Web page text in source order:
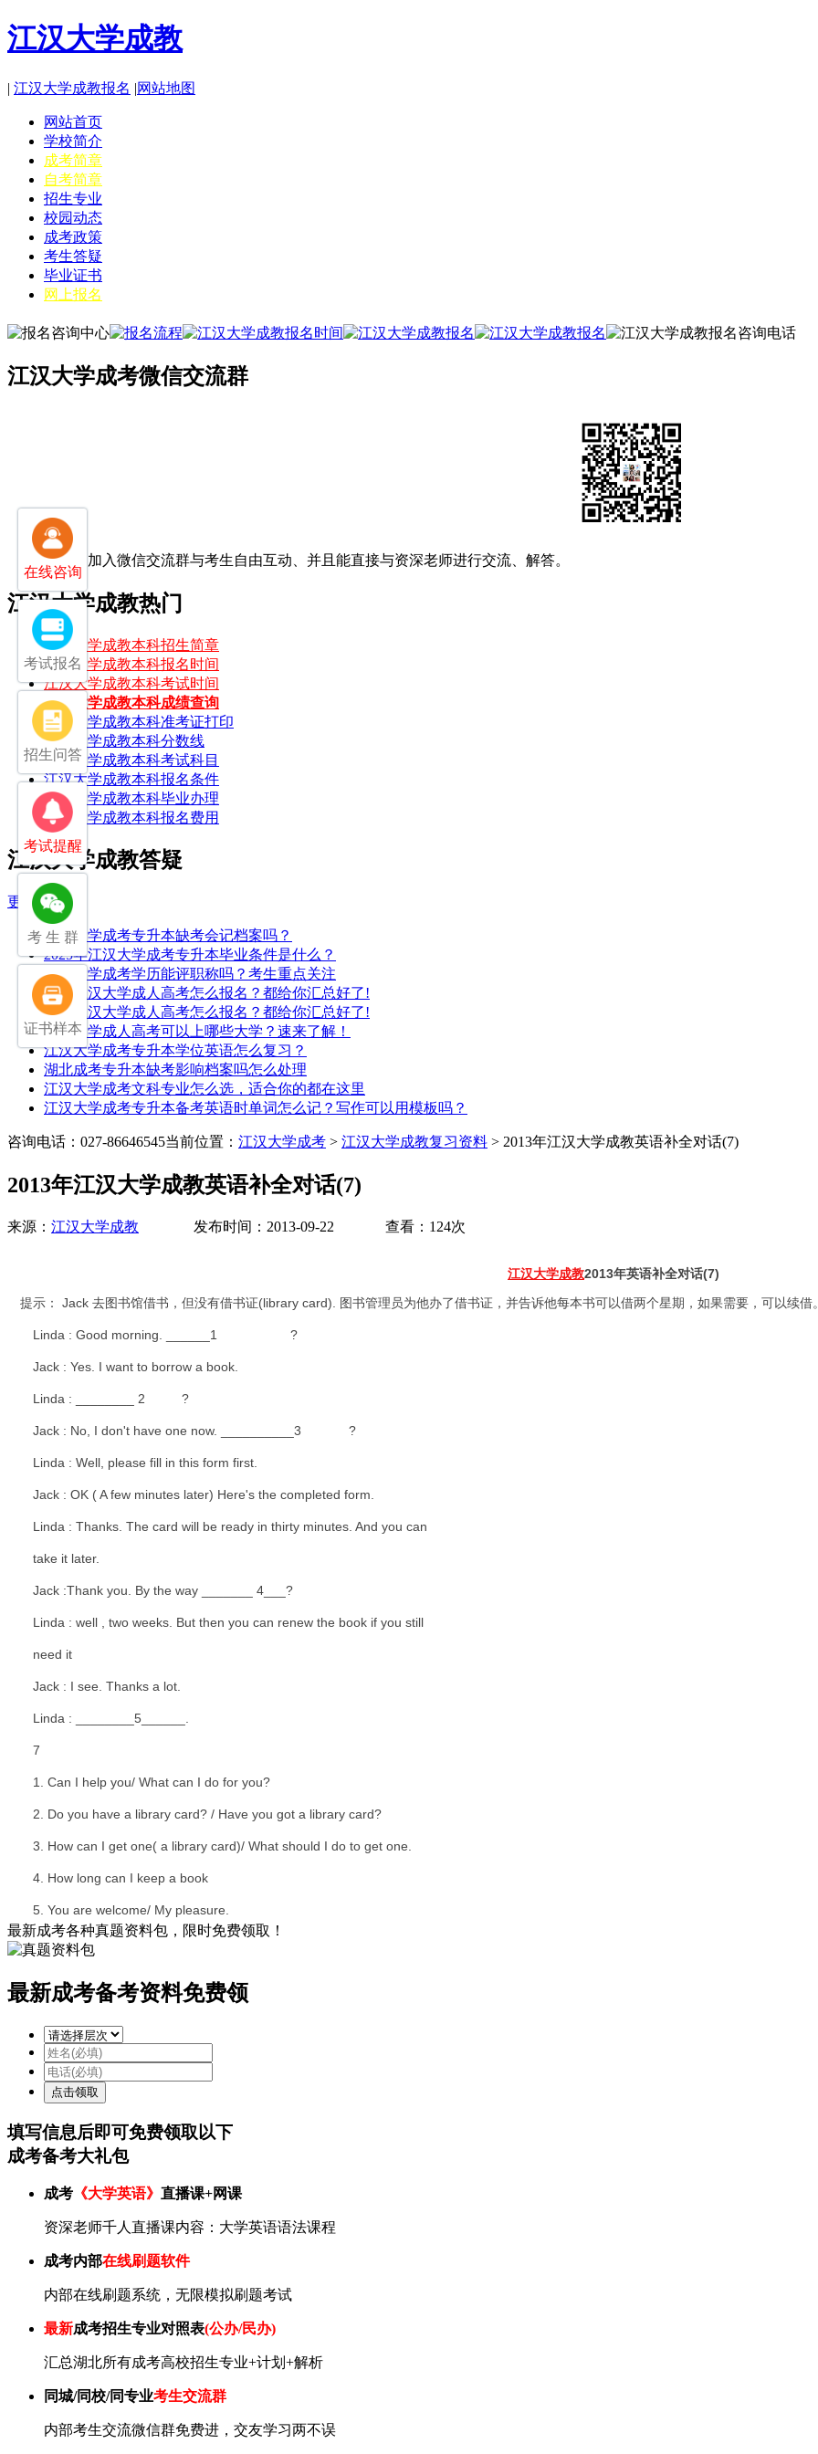
江汉大学成教
| 江汉大学成教报名 |网站地图
网站首页
学校简介
成考简章
自考简章
招生专业
校园动态
成考政策
考生答疑
毕业证书
网上报名
江汉大学成考微信交流群
扫一扫加入微信交流群与考生自由互动、并且能直接与资深老师进行交流、解答。
江汉大学成教热门
江汉大学成教本科招生简章
江汉大学成教本科报名时间
江汉大学成教本科考试时间
江汉大学成教本科成绩查询
江汉大学成教本科准考证打印
江汉大学成教本科分数线
江汉大学成教本科考试科目
江汉大学成教本科报名条件
江汉大学成教本科毕业办理
江汉大学成教本科报名费用
江汉大学成教答疑
更多>>
江汉大学成考专升本缺考会记档案吗？
2025年江汉大学成考专升本毕业条件是什么？
江汉大学成考学历能评职称吗？考生重点关注
2025江汉大学成人高考怎么报名？都给你汇总好了!
2025江汉大学成人高考怎么报名？都给你汇总好了!
江汉大学成人高考可以上哪些大学？速来了解！
江汉大学成考专升本学位英语怎么复习？
湖北成考专升本缺考影响档案吗怎么处理
江汉大学成考文科专业怎么选，适合你的都在这里
江汉大学成考专升本备考英语时单词怎么记？写作可以用模板吗？
咨询电话：027-86646545当前位置： 江汉大学成考 > 江汉大学成教复习资料 > 2013年江汉大学成教英语补全对话(7)
2013年江汉大学成教英语补全对话(7)
来源： 江汉大学成教 发布时间：2013-09-22 查看：124次
江汉大学成教2013年英语补全对话(7)
提示： Jack 去图书馆借书，但没有借书证(library card). 图书管理员为他办了借书证，并告诉他每本书可以借两个星期，如果需要，可以续借
Linda : Good morning. ______1 ?
Jack : Yes. I want to borrow a book.
Linda : ________ 2 ?
Jack : No, I don't have one now. __________3 ?
Linda : Well, please fill in this form first.
Jack : OK ( A few minutes later) Here's the completed form.
Linda : Thanks. The card will be ready in thirty minutes. And you can
take it later.
Jack :Thank you. By the way _______ 4___?
Linda : well , two weeks. But then you can renew the book if you still
need it
Jack : I see. Thanks a lot.
Linda : ________5______.
7
1. Can I help you/ What can I do for you?
2. Do you have a library card? / Have you got a library card?
3. How can I get one( a library card)/ What should I do to get one.
4. How long can I keep a book
5. You are welcome/ My pleasure.
最新成考各种真题资料包，限时免费领取！
最新成考备考资料免费领
填写信息后即可免费领取以下
成考备考大礼包
成考 《大学英语》 直播课+网课
资深老师千人直播课内容：大学英语语法课程
成考内部在线刷题软件
内部在线刷题系统，无限模拟刷题考试
最新成考招生专业对照表(公办/民办)
汇总湖北所有成考高校招生专业+计划+解析
同城/同校/同专业考生交流群
内部考生交流微信群免费进，交友学习两不误
在线咨询
考试报名
招生问答
考试提醒
考 生 群
证书样本